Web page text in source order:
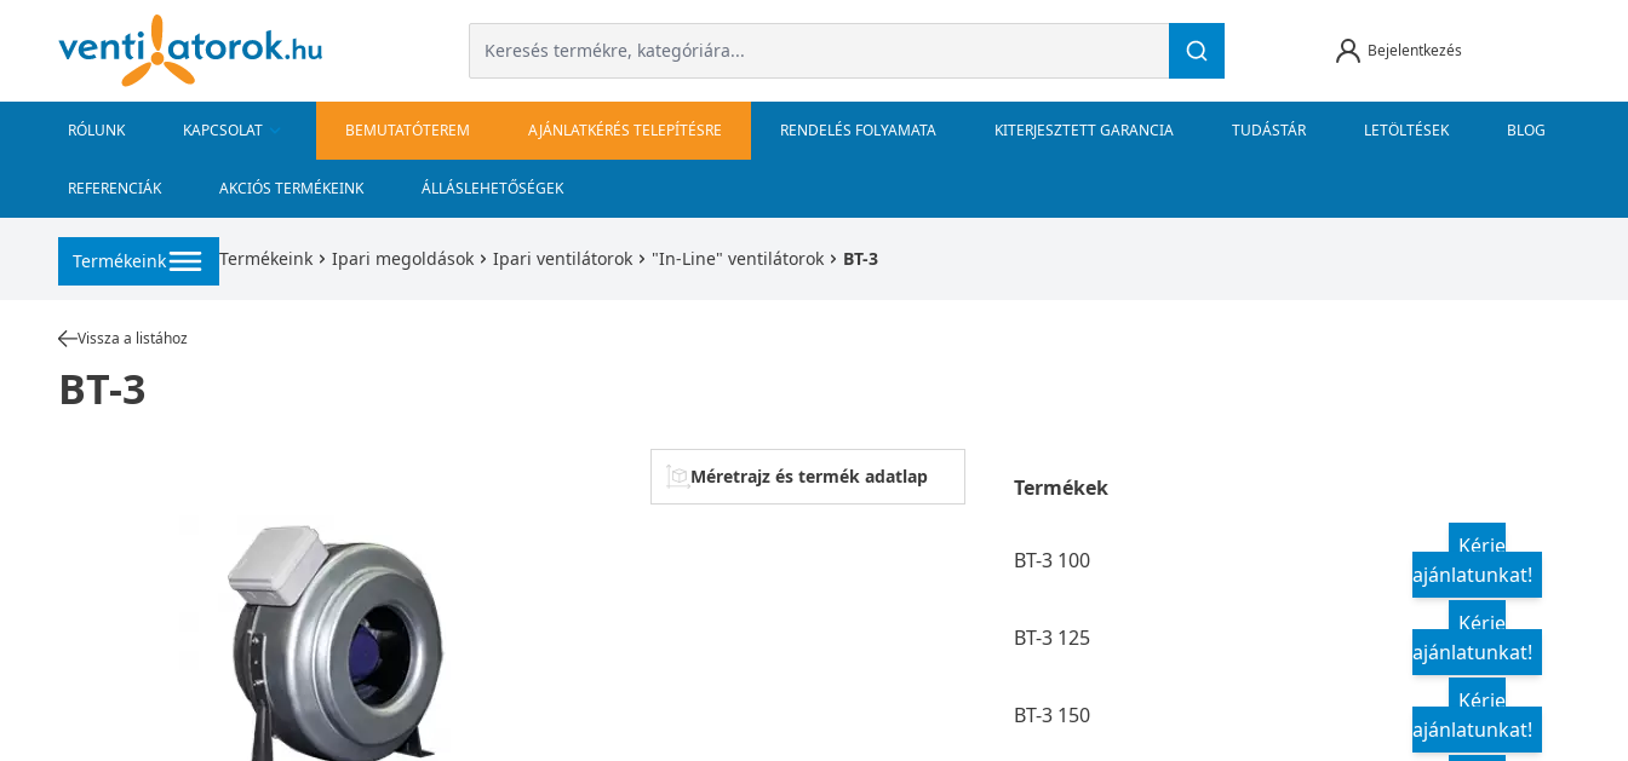
Bejelentkezés
RÓLUNK KAPCSOLAT BEMUTATÓTEREM AJÁNLATKÉRÉS TELEPÍTÉSRE RENDELÉS FOLYAMATA KITERJESZTETT GARANCIA TUDÁSTÁR LETÖLTÉSEK BLOG
REFERENCIÁK AKCIÓS TERMÉKEINK ÁLLÁSLEHETŐSÉGEK
Termékeink Termékeink Ipari megoldások Ipari ventilátorok "In-Line" ventilátorok BT-3
Vissza a listához
BT-3
Méretrajz és termék adatlap Termékek
BT-3 100
Kérje
ajánlatunkat!
BT-3 125
Kérje
ajánlatunkat!
BT-3 150
Kérje
ajánlatunkat!